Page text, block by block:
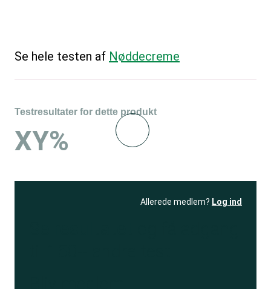
Se hele testen af Nøddecreme
Testresultater for dette produkt
XY%
Allerede medlem? Log ind